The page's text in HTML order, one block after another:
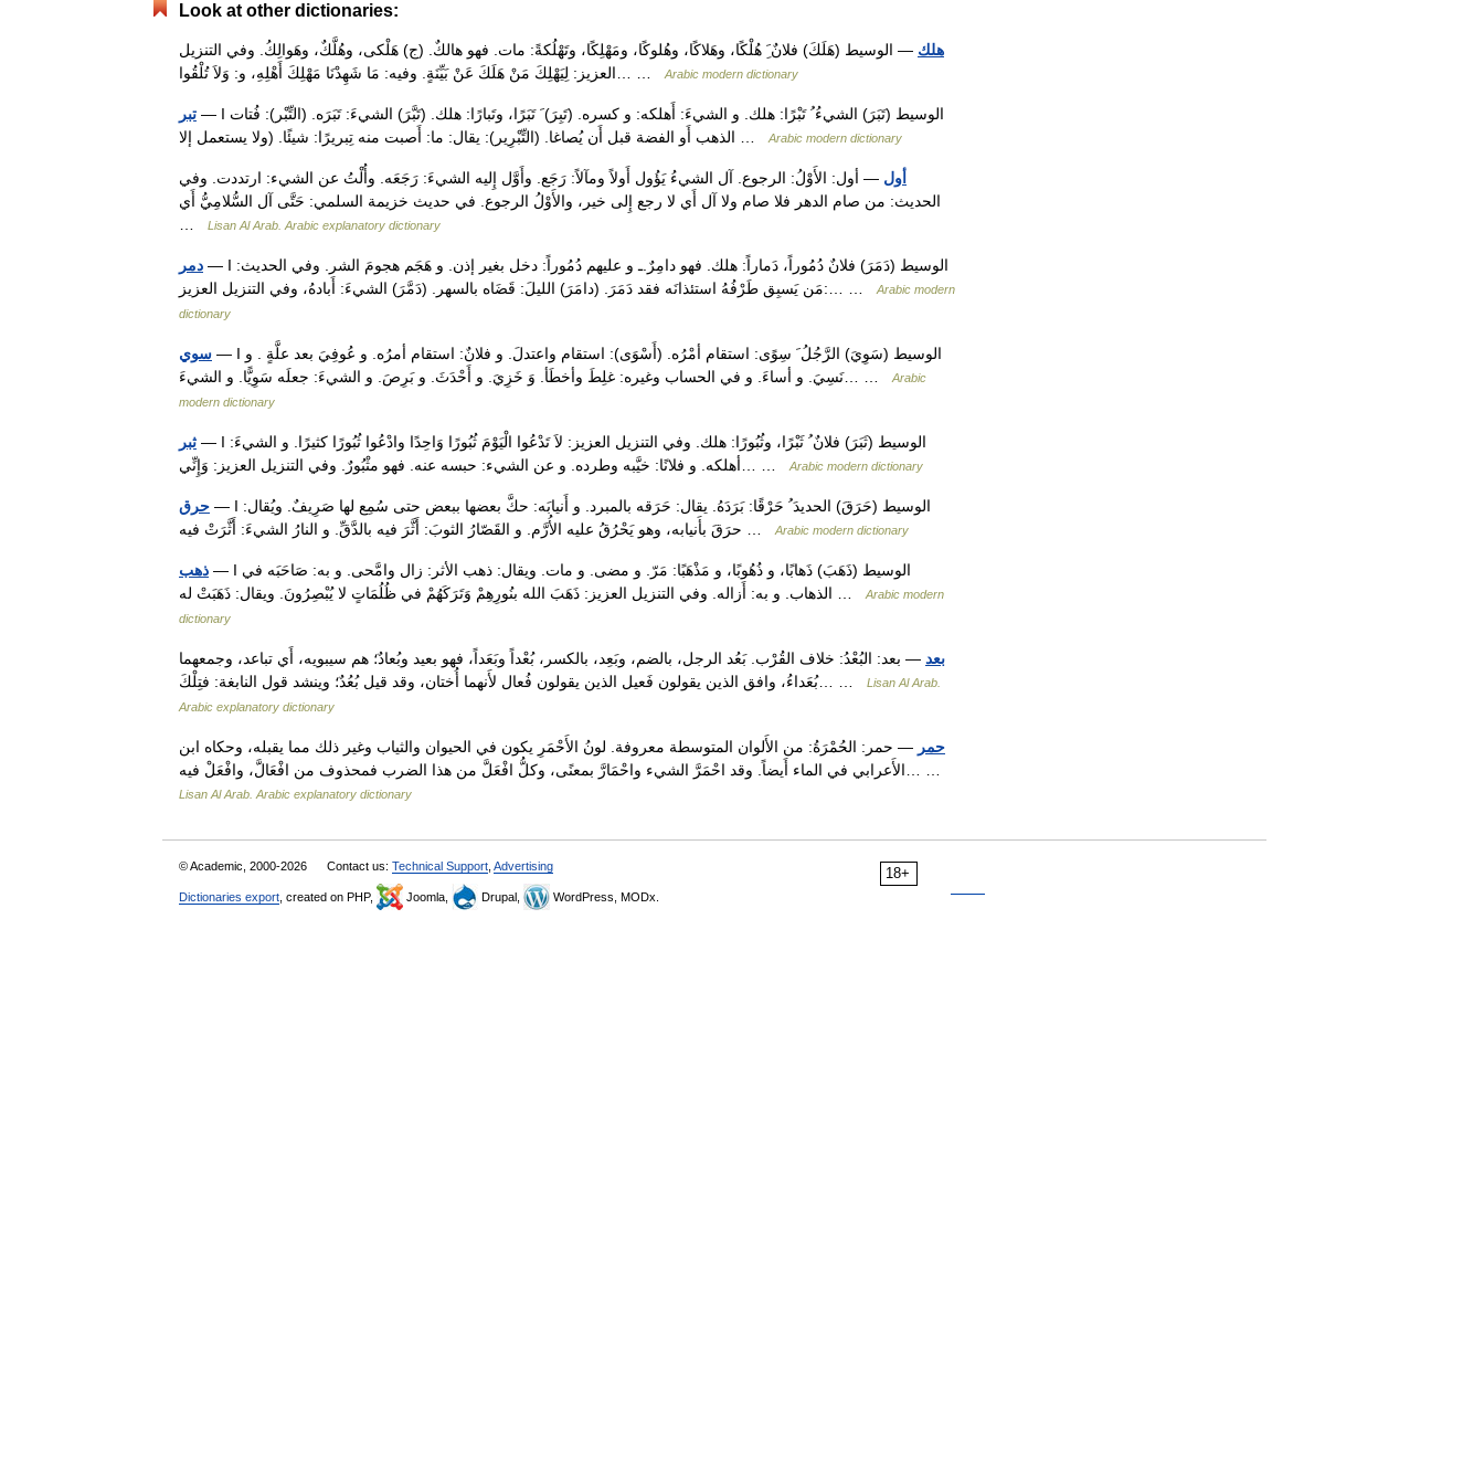
Look at other dictionaries:
هلك — الوسيط (هَلَكَ) فلانٌ َِ هُلْكًا، وهَلاكًا، وهُلوكًا، ومَهْلِكًا، وتَهْلُكةً: مات. فهو هالكٌ. (ج) هَلْكى، وهُلَّكٌ، وهَوالِكُ. وفي التنزيل
Arabic modern dictionary
تبر — I الوسيط (تَبَرَ) الشيءُ ُ تَبْرًا: هلك. و الشيءَ: أَهلكه: و كسره. (تَبِرَ) َ تَبَرًا، وتَبارًا: هلك. (تَبَّرَ) الشيءَ: تَبَرَه. (التِّبْر): فُتات
Arabic modern dictionary
أول — أول: الأَوْلُ: الرجوع. آل الشيءُ يَؤُول أَولاً ومآلاً: رَجَع. وأَوَّل إِليه الشيءَ: رَجَعَه. وأُلْتُ عن الشيء: ارتددت. وفي
الحديث: من صام الدهر فلا صام ولا آل أَي لا رجع إِلى خير، والأَوْلُ الرجوع. في حديث خزيمة السلمي: حَتَّى آل السُّلامِيُّ أَي
Lisan Al Arab. Arabic explanatory dictionary
دمر — I الوسيط (دَمَرَ) فلانٌ دُمُوراً، دَماراً: هلك. فهو دامِرٌ.ـ و عليهم دُمُوراً: دخل بغير إذن. و هَجَم هجومَ الشر. وفي الحديث:
مَن يَسبِق طَرْفُهُ استئذانَه فقد دَمَرَ. (دامَرَ) الليلَ: قَضَاه بالسهر. (دَمَّرَ) الشيءَ: أَبادهُ، وفي التنزيل العزيز:… …
Arabic modern
dictionary
سوي — I الوسيط (سَوِيَ) الرَّجُلُ َ سِوًى: استقام أمْرُه. (أَسْوَى): استقام واعتدلَ. و فلانٌ: استقام أمرُه. و عُوفِيَ بعد علَّةٍ . و
نَسِيَ. و أساءَ. و في الحساب وغيره: غلِطَ وأخطَأ. وَ خَزِيَ. و أَحْدَثَ. و بَرِصَ. و الشيءَ: جعلَه سَوِيًّا. و الشيءَ… …
Arabic
modern dictionary
ثبر — I الوسيط (ثَبَرَ) فلانٌ ُ ثَبْرًا، وثُبُورًا: هلك. وفي التنزيل العزيز: لاَ تَدْعُوا الْيَوْمَ ثُبُورًا وَاحِدًا وادْعُوا ثُبُورًا كثيرًا. و الشيءَ:
Arabic modern dictionary
حرق — I الوسيط (حَرَقَ) الحديدَ ُ حَرْقًا: بَرَدَهُ. يقال: حَرَقه بالمبرد. و أَنيابَه: حكَّ بعضها ببعض حتى سُمِع لها صَرِيفٌ. ويُقال:
Arabic modern dictionary
ذهب — I الوسيط (ذَهَبَ) ذَهابًا، و ذُهُوبًا، و مَذْهَبًا: مَرّ. و مضى. و مات. ويقال: ذهب الأثر: زال وامَّحى. و به: صَاحَبَه في
Arabic modern
dictionary
بعد — بعد: البُعْدُ: خلاف القُرْب. بَعُد الرجل، بالضم، وبَعِد، بالكسر، بُعْداً وبَعَداً، فهو بعيد وبُعادٌ؛ هم سيبويه، أَي تباعد، وجمعهما
بُعَداءُ، وافق الذين يقولون فَعيل الذين يقولون فُعال لأَنهما أُختان، وقد قيل بُعُدٌ؛ وينشد قول النابغة: فتِلْكَ… …
Lisan Al Arab.
Arabic explanatory dictionary
حمر — حمر: الحُمْرَةُ: من الأَلوان المتوسطة معروفة. لونُ الأَحْمَرِ يكون في الحيوان والثياب وغير ذلك مما يقبله، وحكاه ابن
Lisan Al Arab. Arabic explanatory dictionary
18+
© Academic, 2000-2026 Contact us: Technical Support Advertising
Dictionaries export , created on PHP, Joomla, Drupal, WordPress, MODx.